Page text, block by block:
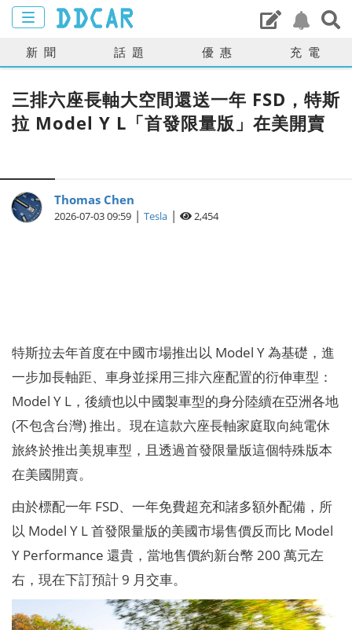
新聞 話題 優惠 充電
三排六座長軸大空間還送一年 FSD，特斯
拉 Model Y L「首發限量版」在美開賣
Thomas Chen
2026-07-03 09:59 | Tesla | 2,454
特斯拉去年首度在中國市場推出以 Model Y 為基礎，進
一步加長軸距、車身並採用三排六座配置的衍伸車型：
Model Y L，後續也以中國製車型的身分陸續在亞洲各地
(不包含台灣) 推出。現在這款六座長軸家庭取向純電休
旅終於推出美規車型，且透過首發限量版這個特殊版本
在美國開賣。
由於標配一年 FSD、一年免費超充和諸多額外配備，所
以 Model Y L 首發限量版的美國市場售價反而比 Model
Y Performance 還貴，當地售價約新台幣 200 萬元左
右，現在下訂預計 9 月交車。